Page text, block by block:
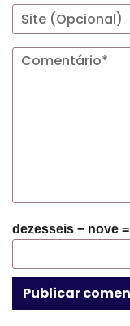
dezesseis − nove =